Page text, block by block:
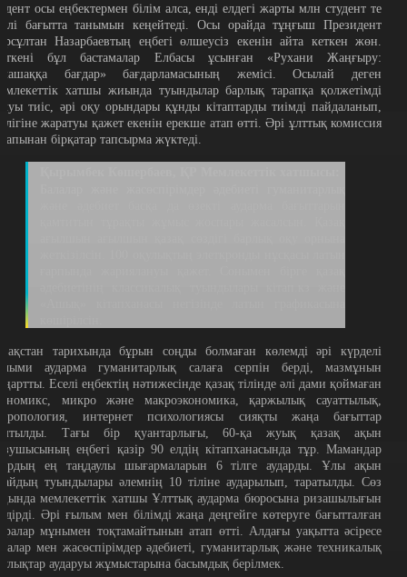
осы еңбектермен білім алса, енді елдегі жарты млн студент те
бағытта танымын кеңейтеді. Осы орайда тұңғыш Президент
Назарбаевтың еңбегі өлшеусіз екенін айта кеткен жөн.
бұл бастамалар Елбасы ұсынған «Рухани Жаңғыру:
бағдар» бағдарламасының жемісі. Осылай деген
хатшы жиында туындылар барлық тарапқа қолжетімді
тиіс, әрі оқу орындары құнды кітаптарды тиімді пайдаланып,
жаратуы қажет екенін ерекше атап өтті. Әрі ұлттық комиссия
бірқатар тапсырма жүктеді.
тарихында бұрын соңды болмаған көлемді әрі күрделі
аударма гуманитарлық салаға серпін берді, мазмұнын
Еселі еңбектің нәтижесінде қазақ тілінде әлі дами қоймаған
микро және макроэкономика, қаржылық сауаттылық,
интернет психологиясы сияқты жаңа бағыттар
Тағы бір қуантарлығы, 60-қа жуық қазақ ақын
еңбегі қазір 90 елдің кітапханасында тұр. Мамандар
ең таңдаулы шығармаларын 6 тілге аударды. Ұлы ақын
туындылары әлемнің 10 тіліне аударылып, таратылды. Сөз
мемлекеттік хатшы Ұлттық аударма бюросына ризашылығын
Әрі ғылым мен білімді жаңа деңгейге көтеруге бағытталған
мұнымен тоқтамайтынын атап өтті. Алдағы уақытта әсіресе
мен жасөспірімдер әдебиеті, гуманитарлық және техникалық
аударуы жұмыстарына басымдық берілмек.